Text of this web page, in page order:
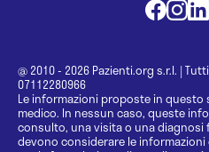
@ 2010 - 2026 Pazienti.org s.r.l. |
07112280966
Le informazioni proposte in
medico. In nessun caso, queste
consulto, una visita o una diagnosi
devono considerare le